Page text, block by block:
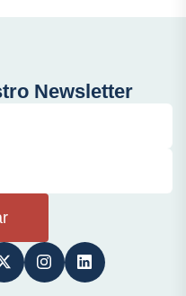
Newsletter